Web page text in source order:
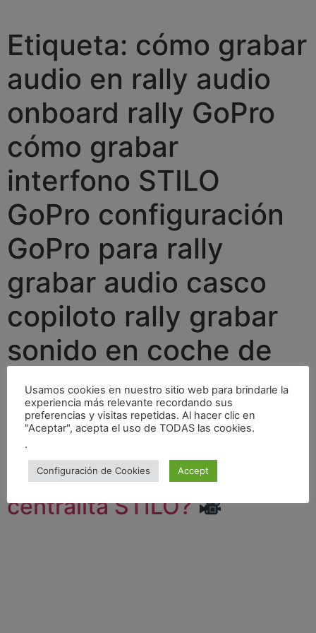
Etiqueta: cómo grabar
audio en rally audio
onboard rally GoPro
cómo grabar
interfono STILO
GoPro configuración
GoPro para rally
grabar audio casco
copiloto rally grabar
sonido en coche de
rally
¿Cómo grabar el AUDIO
de las ONBOARDS en
RALLYS con GoPro y
centralita STILO?
Usamos cookies en nuestro sitio web para brindarle la
experiencia más relevante recordando sus
preferencias y visitas repetidas. Al hacer clic en
"Aceptar", acepta el uso de TODAS las cookies.
.
Configuración de Cookies Accept